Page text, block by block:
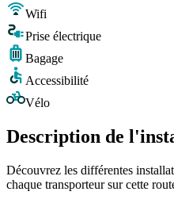
Wifi
Prise électrique
Bagage
Accessibilité
Vélo
Description de
Découvrez les différentes
chaque transporteur sur cette